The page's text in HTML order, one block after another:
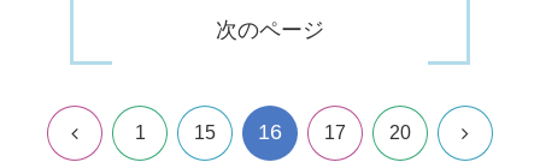
次のページ
前 1 15 16 17 20 次